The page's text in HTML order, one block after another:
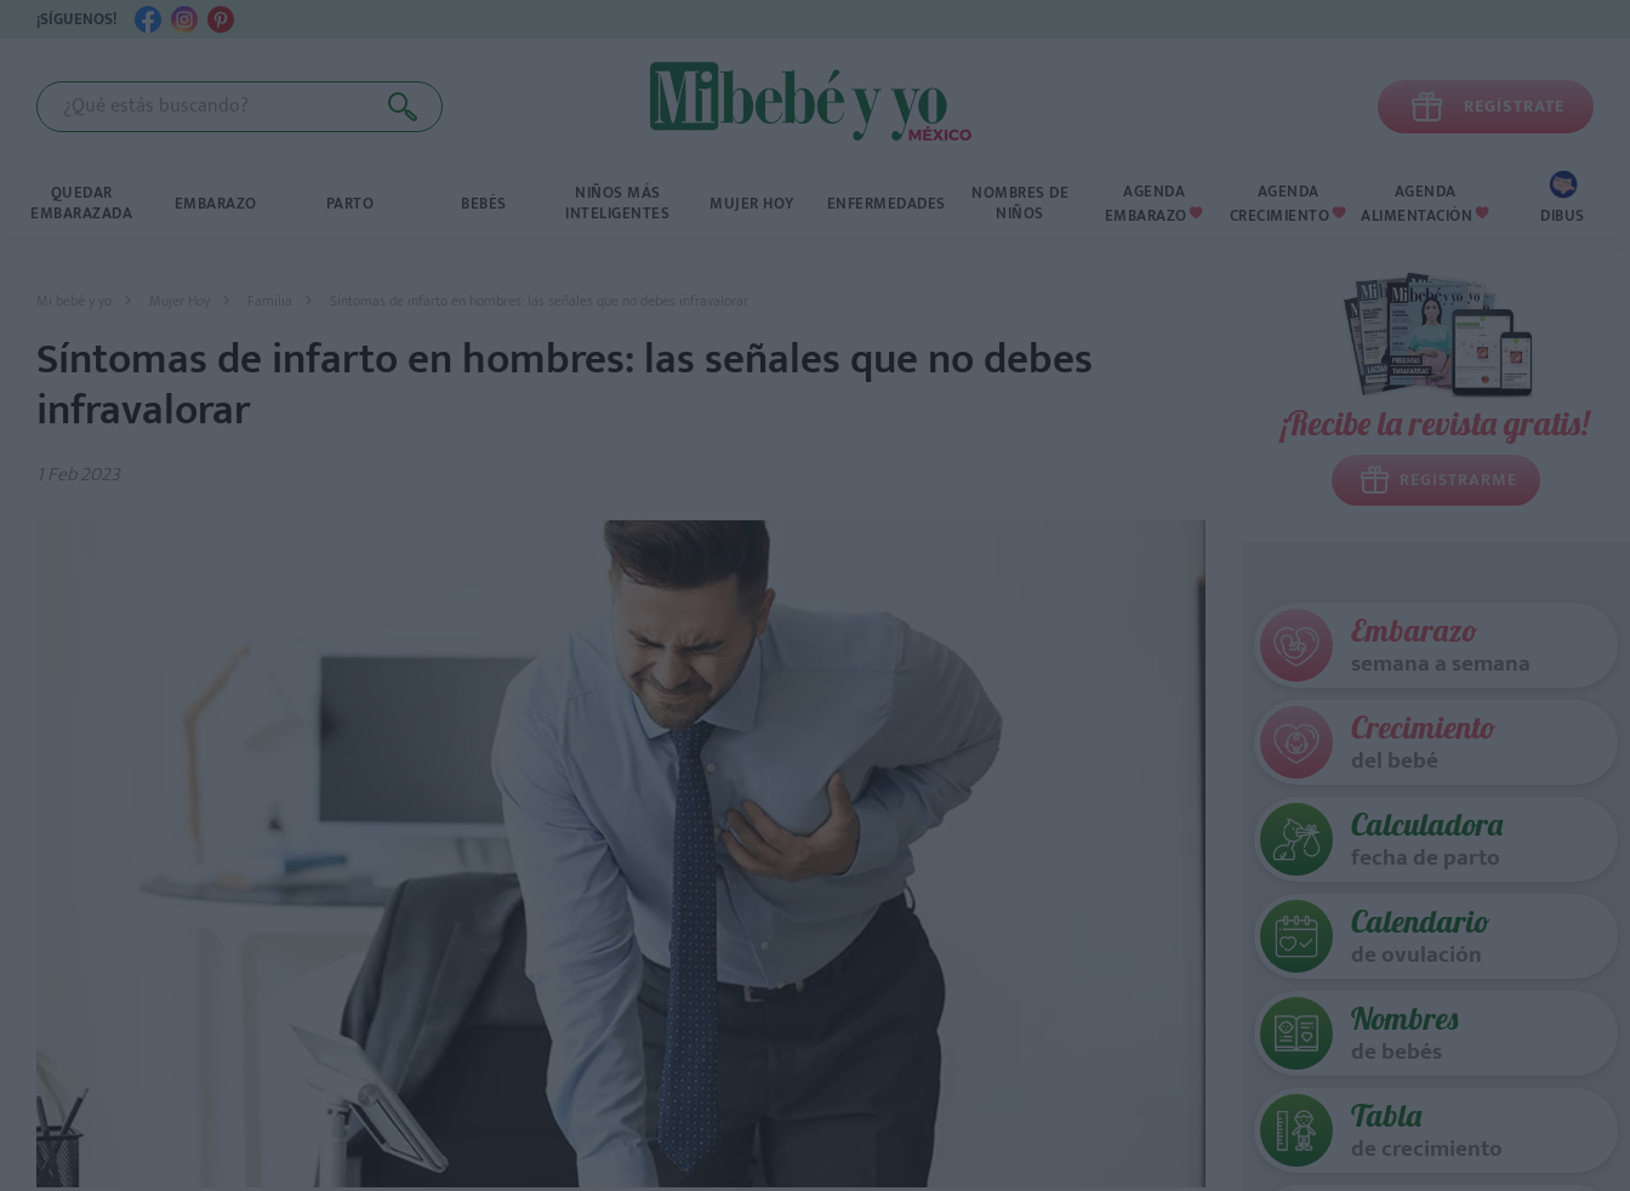
¡SÍGUENOS!
 REGÍSTRATE
QUEDAR
EMBARAZADA EMBARAZO PARTO BEBÉS NIÑOS MÁS
INTELIGENTES MUJER HOY ENFERMEDADES NOMBRES DE
NIÑOS
AGENDA
EMBARAZO 
AGENDA
CRECIMIENTO 
AGENDA
ALIMENTACIÓN  DIBUS
Mi bebé y yo Mujer Hoy Familia Síntomas de infarto en hombres: las señales que no debes infravalorar
Síntomas de infarto en hombres: las señales que no debes
infravalorar
1 Feb 2023
¡Recibe la revista gratis!
REGISTRARME
Embarazo
semana a semana
Crecimiento
del bebé
Calculadora
fecha de parto
Calendario
de ovulación
Nombres
de bebés
Tabla
de crecimiento